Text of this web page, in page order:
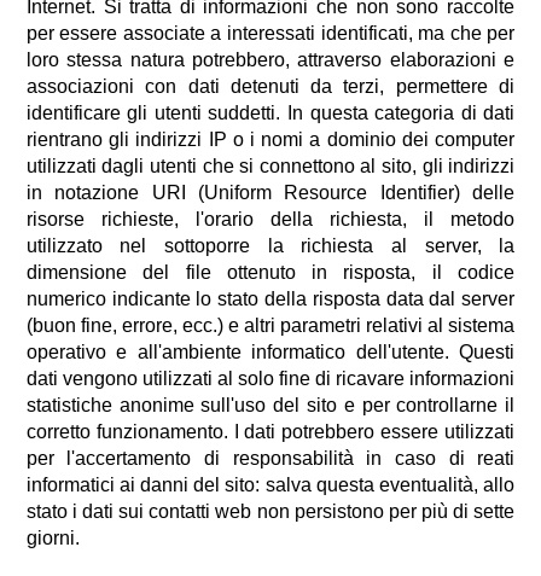
Internet. Si tratta di informazioni che non sono raccolte
per essere associate a interessati identificati, ma che per
loro stessa natura potrebbero, attraverso elaborazioni e
associazioni con dati detenuti da terzi, permettere di
identificare gli utenti suddetti. In questa categoria di dati
rientrano gli indirizzi IP o i nomi a dominio dei computer
utilizzati dagli utenti che si connettono al sito, gli indirizzi
in notazione URI (Uniform Resource Identifier) delle
risorse richieste, l'orario della richiesta, il metodo
utilizzato nel sottoporre la richiesta al server, la
dimensione del file ottenuto in risposta, il codice
numerico indicante lo stato della risposta data dal server
(buon fine, errore, ecc.) e altri parametri relativi al sistema
operativo e all'ambiente informatico dell'utente. Questi
dati vengono utilizzati al solo fine di ricavare informazioni
statistiche anonime sull'uso del sito e per controllarne il
corretto funzionamento. I dati potrebbero essere utilizzati
per l'accertamento di responsabilità in caso di reati
informatici ai danni del sito: salva questa eventualità, allo
stato i dati sui contatti web non persistono per più di sette
giorni.